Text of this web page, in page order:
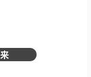
未来